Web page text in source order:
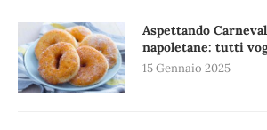
Aspettando
napoletane: tutti
15 Gennaio 2025